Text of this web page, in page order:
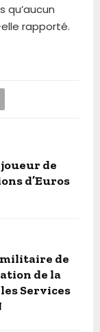
qu’aucun
rapporté.
de
d’Euros
de
de la
Services